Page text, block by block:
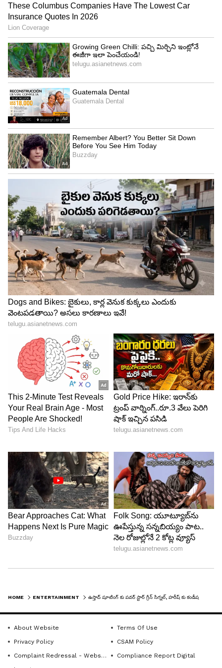
HOME ENTERTAINMENT
About Website
Terms Of Use
Privacy Policy
CSAM Policy
Complaint Redressal - Website
Compliance Report Digital